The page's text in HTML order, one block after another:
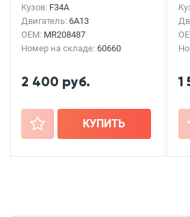
Кузов: F34A
Двигатель: 6A13
OEM: MR208487
Номер на складе: 60660
2 400 руб.
+ КУПИТЬ
1